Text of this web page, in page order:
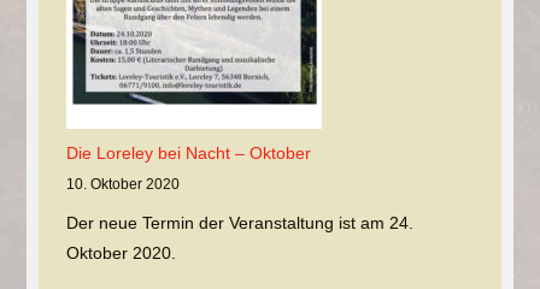
Die Loreley bei Nacht – Oktober
10. Oktober 2020
Der neue Termin der Veranstaltung ist am 24.
Oktober 2020.